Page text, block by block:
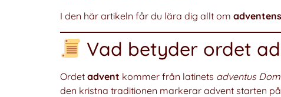
I den här artikeln får du lära dig allt om
Vad betyder ordet
Ordet advent kommer från latinets adventus
den kristna traditionen markerar advent starten